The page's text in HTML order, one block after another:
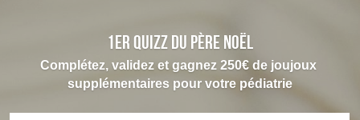
1er quizz du Père Noël
Complétez, validez et gagnez 250€ de joujoux
supplémentaires pour votre pédiatrie